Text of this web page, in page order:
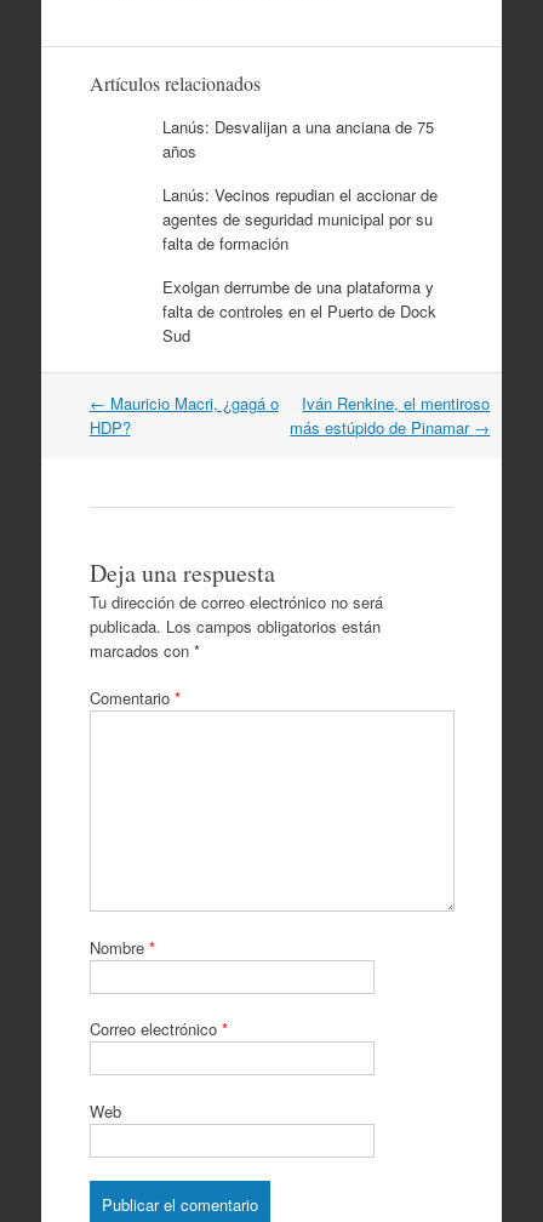
Artículos relacionados
Lanús: Desvalijan a una anciana de 75
años
Lanús: Vecinos repudian el accionar de
agentes de seguridad municipal por su
falta de formación
Exolgan derrumbe de una plataforma y
falta de controles en el Puerto de Dock
Sud
Navegación
por
← Mauricio Macri, ¿gagá o
HDP?
Iván Renkine, el mentiroso
más estúpido de Pinamar →
Deja una respuesta
Tu dirección de correo electrónico no será
publicada. Los campos obligatorios están
marcados con *
Comentario *
Nombre *
Correo electrónico *
Web